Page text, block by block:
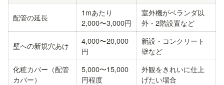
配管の延長
1mあたり
2,000〜3,000円
室外機がベランダ以
外・2階設置など
壁への新規穴あけ
4,000〜20,000
円
新設・コンクリート
壁など
化粧カバー（配管
カバー）
5,000〜15,000
円程度
外観をきれいに仕上
げたい場合